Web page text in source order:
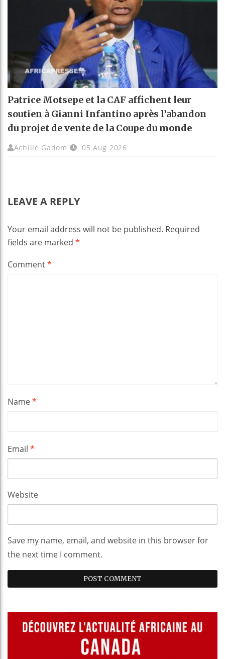
Patrice Motsepe et la CAF affichent leur
soutien à Gianni Infantino après l’abandon
du projet de vente de la Coupe du monde
Achille Gadom 05 Aug 2026
LEAVE A REPLY
Your email address will not be published. Required
fields are marked *
Comment*
Name*
Email *
Website
Save my name, email, and website in this browser for
the next time I comment.